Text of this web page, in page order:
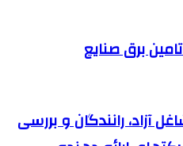
برق صنایع
آزاد، رانندگان و بررسی